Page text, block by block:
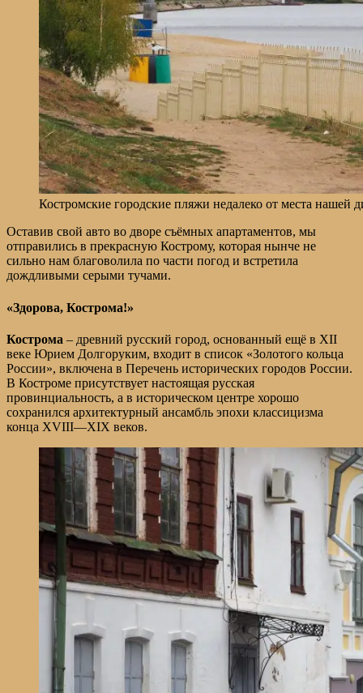
Костромские городские пляжи недалеко от места нашей
Оставив свой авто во дворе съёмных апартаментов, мы
отправились в прекрасную Кострому, которая нынче не
сильно нам благоволила по части погод и встретила
дождливыми серыми тучами.
«Здорова, Кострома!»
Кострома – древний русский город, основанный ещё в XII
веке Юрием Долгоруким, входит в список «Золотого кольца
России», включена в Перечень исторических городов России.
В Костроме присутствует настоящая русская
провинциальность, а в историческом центре хорошо
сохранился архитектурный ансамбль эпохи классицизма
конца XVIII—XIX веков.